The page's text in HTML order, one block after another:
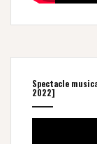
Spectacle
2022]